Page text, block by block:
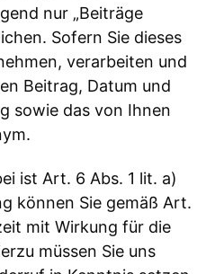
nur „Beiträge
Sofern Sie dieses
verarbeiten und
Beitrag, Datum und
sowie das von Ihnen
ist Art. 6 Abs. 1 lit. a)
können Sie gemäß Art.
mit Wirkung für die
müssen Sie uns